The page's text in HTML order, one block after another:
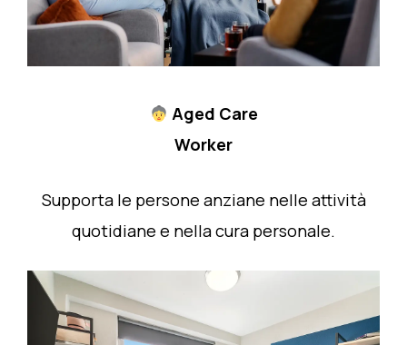
Aged Care
Worker
Supporta le persone anziane nelle attività
quotidiane e nella cura personale.